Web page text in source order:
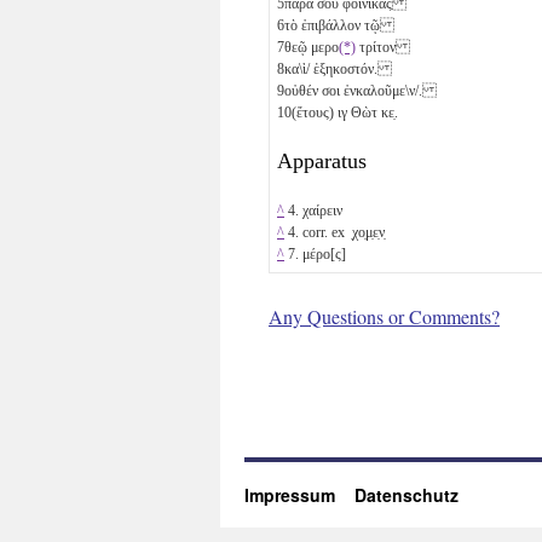
6τὸ ἐπιβάλλον τῷ
7θεῷ μερο(*) τρίτον
8κα\ὶ/ ἑξηκοστόν.
9οὐθέν σοι ἐνκαλοῦμε\ν/.
10(ἔτους) ιγ Θὼτ κε̣
Apparatus
^ 4. χαίρειν
^ 4. corr. ex ̣χο̣μ̣ε̣ν̣
^ 7. μέρο[ς]
Any Questions or Comments?
Impressum Datenschutz